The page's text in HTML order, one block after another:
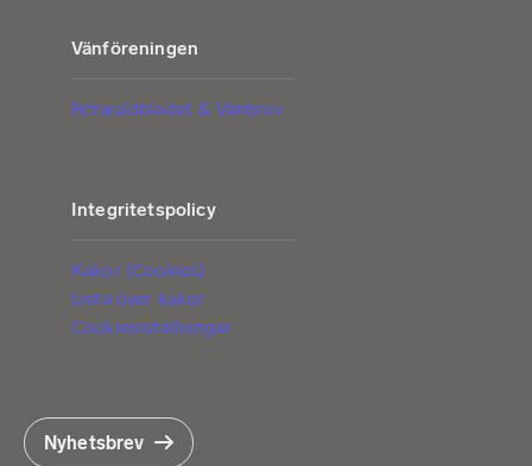
Vänföreningen
Berwaldbladet & Vänbrev
Integritetspolicy
Kakor (Cookies)
Lista över kakor
Cookieinställningar
Nyhetsbrev